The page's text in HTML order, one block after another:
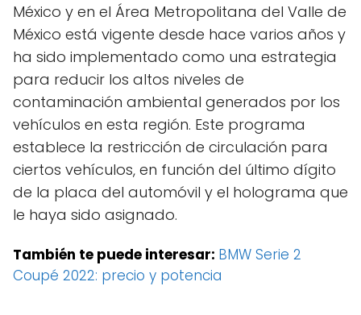
México y en el Área Metropolitana del Valle de
México está vigente desde hace varios años y
ha sido implementado como una estrategia
para reducir los altos niveles de
contaminación ambiental generados por los
vehículos en esta región. Este programa
establece la restricción de circulación para
ciertos vehículos, en función del último dígito
de la placa del automóvil y el holograma que
le haya sido asignado.
También te puede interesar: BMW Serie 2
Coupé 2022: precio y potencia